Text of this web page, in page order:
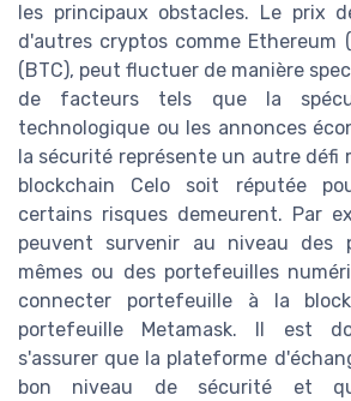
les principaux obstacles. Le prix
d'autres cryptos comme Ethereum
(BTC), peut fluctuer de manière
de facteurs tels que la
technologique ou les annonces
la sécurité représente un autre défi
blockchain Celo soit réputée
certains risques demeurent. Par
peuvent survenir au niveau des
mêmes ou des portefeuilles
connecter portefeuille à la
portefeuille Metamask. Il est
s'assurer que la plateforme
bon niveau de sécurité et